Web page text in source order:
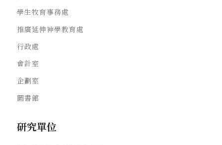
學生牧育事務處
推廣延伸神學教育處
行政處
會計室
企劃室
圖書館
研究單位